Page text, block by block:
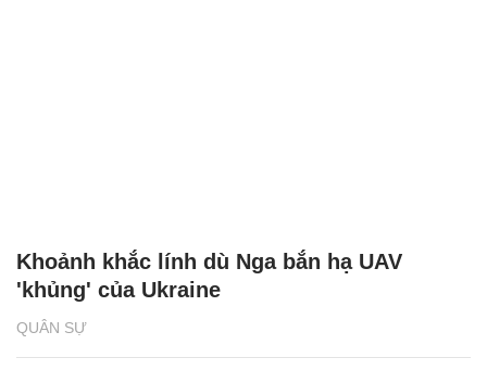
QUÂN SỰ
Khoảnh khắc lính dù Nga bắn hạ UAV
'khủng' của Ukraine